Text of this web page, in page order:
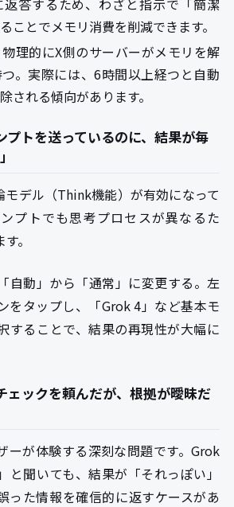
答するため、わざと指示で「簡潔
ことでメモリ消費を削減できます。
理的にX側のサーバーがメモリを解
。実際には、6時間以上経つと自動
される傾向があります。
プトを送っているのに、結果が毎
モデル（Think機能）が有効になって
プトでも思考プロセスが異なるた
。
自動」から「通常」に変更する。左
をタップし、「Grok 4」など基本モ
することで、結果の再現性が大幅に
ェックを頼んだが、根拠が曖昧だ
ーが体験する深刻な問題です。Grok
と聞いても、結果が「それっぽい」
った情報を確信的に返すケースがあ